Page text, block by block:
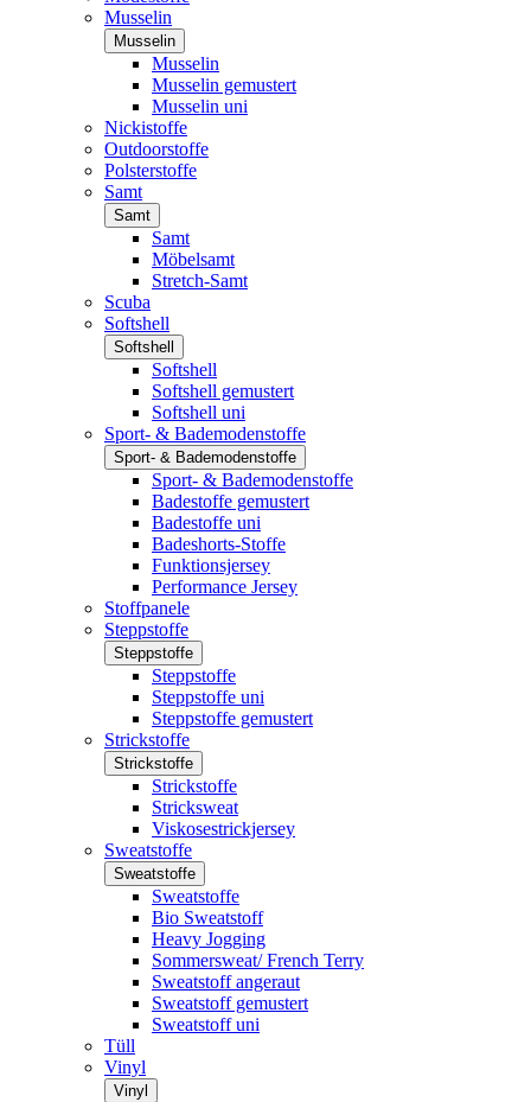
Musselin
Musselin
Musselin
Musselin gemustert
Musselin uni
Nickistoffe
Outdoorstoffe
Polsterstoffe
Samt
Samt
Samt
Möbelsamt
Stretch-Samt
Scuba
Softshell
Softshell
Softshell
Softshell gemustert
Softshell uni
Sport- & Bademodenstoffe
Sport- & Bademodenstoffe
Sport- & Bademodenstoffe
Badestoffe gemustert
Badestoffe uni
Badeshorts-Stoffe
Funktionsjersey
Performance Jersey
Stoffpanele
Steppstoffe
Steppstoffe
Steppstoffe
Steppstoffe uni
Steppstoffe gemustert
Strickstoffe
Strickstoffe
Strickstoffe
Stricksweat
Viskosestrickjersey
Sweatstoffe
Sweatstoffe
Sweatstoffe
Bio Sweatstoff
Heavy Jogging
Sommersweat/ French Terry
Sweatstoff angeraut
Sweatstoff gemustert
Sweatstoff uni
Tüll
Vinyl
Vinyl